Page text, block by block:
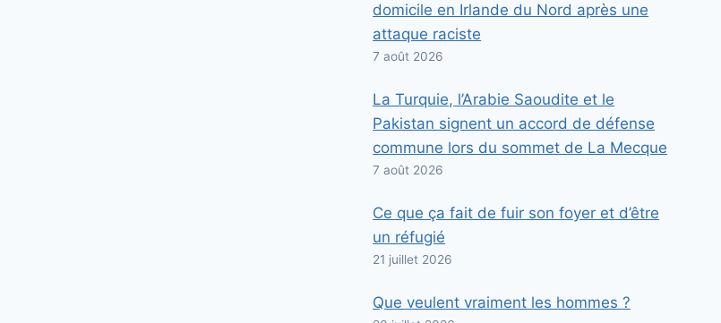
domicile en Irlande du Nord après une
attaque raciste
7 août 2026
La Turquie, l’Arabie Saoudite et le
Pakistan signent un accord de défense
commune lors du sommet de La Mecque
7 août 2026
Ce que ça fait de fuir son foyer et d’être
un réfugié
21 juillet 2026
Que veulent vraiment les hommes ?